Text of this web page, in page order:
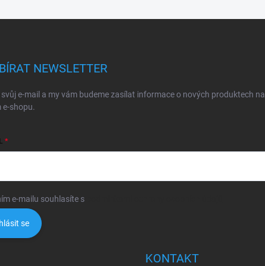
NEWSLETTER
e-mail a my vám budeme zasílat informace o nových produktech na
e-shopu.
e-mailu souhlasíte s
se
KONTAKT